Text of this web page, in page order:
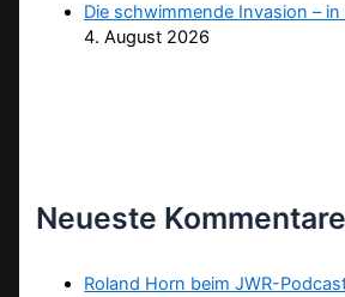
Die schwimmende Invasion –
4. August 2026
Neueste Kommentare
Roland Horn beim JWR-